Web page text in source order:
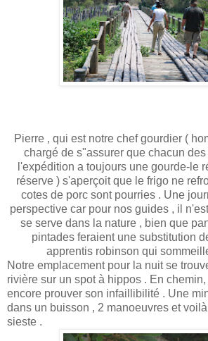
Pierre , qui est notre chef gourdier (
chargé de s"assurer que chacun
l'expédition a toujours une gourde-le
réserve ) s'aperçoit que le frigo ne
cotes de porc sont pourries . Une
perspective car pour nos guides , il
se serve dans la nature , bien que
pintades feraient une substitution
apprentis robinson qui
Notre emplacement pour la nuit se
rivière sur un spot à hippos . En
encore prouver son infaillibilité . Une
dans un buisson , 2 manoeuvres et
sieste .